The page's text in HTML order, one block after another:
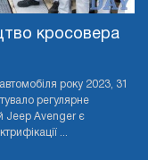
кросовера
року 2023, 31
регулярне
Jeep Avenger є
...